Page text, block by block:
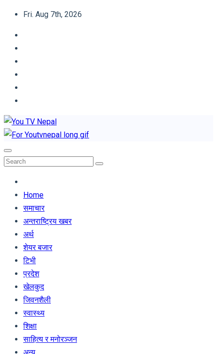
Skip
Fri. Aug 7th, 2026
Home
समाचार
अन्तराष्ट्रिय खबर
अर्थ
शेयर बजार
टिभी
प्रदेश
खेलकुद
जिवनशैली
स्वास्थ्य
शिक्षा
साहित्य र मनोरञ्जन